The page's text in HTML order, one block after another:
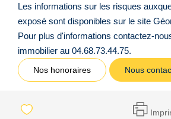
Les informations sur les risques
exposé sont disponibles sur le site
Pour plus d'informations contactez-
immobilier au 04.68.73.44.75.
Nos honoraires Nous